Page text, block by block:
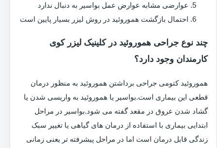
عوارضی مشابه عوارض عمل بواسیر به دنبال ندارد
احتمال بازگشت هموروئید در روش لیزر بسیار پایین است
چند نوع جراحی هموروئید در کلینیک لیزر کوی
کارمندان وجود دارد؟
هموروئید کتومی جراحی برداشتن هموروئید به منظور درمان
قطعی این بیماری است.بواسیر یا هموروئید به واریسی شدن یا
گشاد شدن عروق در مقعد گفته می شود.بواسیر در مراحل
ابتدایی بیماری با استفاده از درمان های گیاهی یا تغییر سبک
زندگی قابل درمان است اما در مراحل پیشرفته تر یعنی زمانی